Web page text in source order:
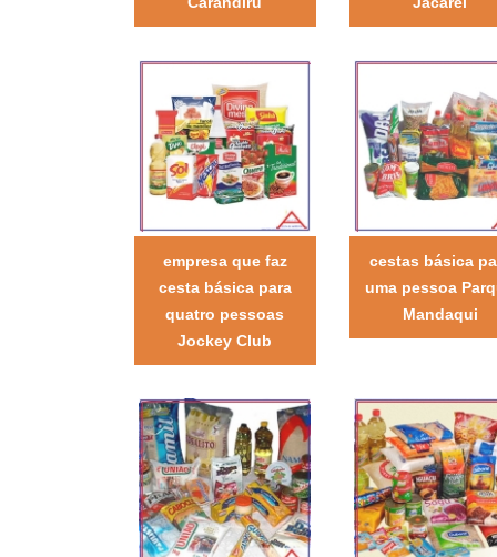
empresa que faz
cesta básica para
quatro pessoas
Jockey Club
cestas básica
uma pessoa
Mandaqui